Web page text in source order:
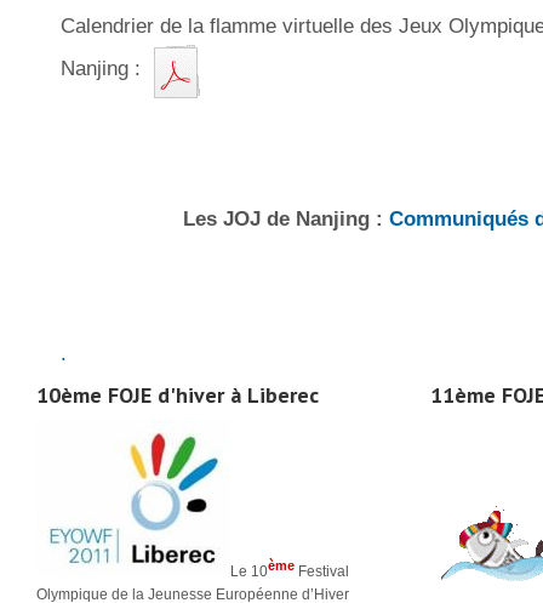
Calendrier de la flamme virtuelle des Jeux
Nanjing :
Les JOJ de Nanjing :Communiqués
.
10ème FOJE d'hiver à Liberec
Le 10ème Festival
Olympique de la Jeunesse Européenne d’Hiver
11ème